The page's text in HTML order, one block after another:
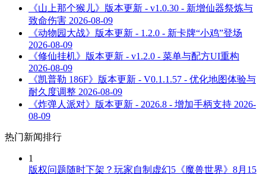
《山上那个猴儿》版本更新 - v1.0.30 - 新增仙器祭炼与
致命伤害 2026-08-09
《动物园大战》版本更新 - 1.2.0 - 新卡牌“小鸡”登场
2026-08-09
《修仙挂机》版本更新 - v1.2.0 - 菜单与配方UI重构
2026-08-09
《凯普勒 186F》版本更新 - V0.1.1.57 - 优化地图体验与
耐久度调整 2026-08-09
《炸弹人派对》版本更新 - 2026.8 - 增加手柄支持 2026-
08-09
热门新闻排行
1
版权问题随时下架？玩家自制虚幻5《魔兽世界》8月15